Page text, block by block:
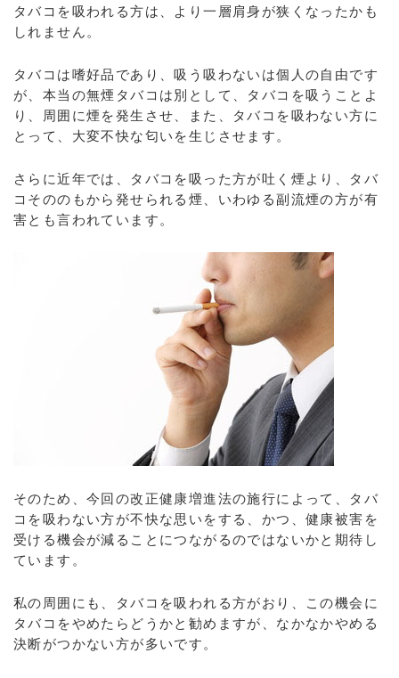
タバコを吸われる方は、より一層肩身が狭くなったかも
しれません。
タバコは嗜好品であり、吸う吸わないは個人の自由です
が、本当の無煙タバコは別として、タバコを吸うことよ
り、周囲に煙を発生させ、また、タバコを吸わない方に
とって、大変不快な匂いを生じさせます。
さらに近年では、タバコを吸った方が吐く煙より、タバ
コそののもから発せられる煙、いわゆる副流煙の方が有
害とも言われています。
そのため、今回の改正健康増進法の施行によって、タバ
コを吸わない方が不快な思いをする、かつ、健康被害を
受ける機会が減ることにつながるのではないかと期待し
ています。
私の周囲にも、タバコを吸われる方がおり、この機会に
タバコをやめたらどうかと勧めますが、なかなかやめる
決断がつかない方が多いです。